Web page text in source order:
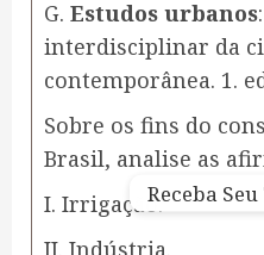
G. Estudos urbanos
interdisciplinar da
contemporânea. 1.
Sobre os fins do
Brasil, analise as
I. Irrigação.
II. Indústria.
Receba